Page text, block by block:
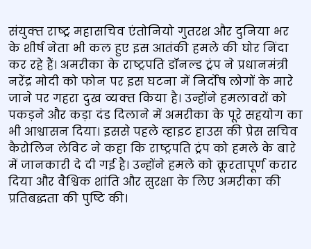
संयुक्‍त राष्‍ट्र महासचिव एंतोनियो गुतरश और दुनिया भर
के शीर्ष नेता भी कल हुए इस आतंकी हमले की घोर निंदा
कर रहे हैं। अमरीका के राष्ट्रपति डॉनल्ड ट्रंप ने प्रधानमंत्री
नरेंद्र मोदी को फोन पर इस घटना में निर्दोष लोगों के मारे
जाने पर गहरा दुख व्‍यक्‍त किया है। उन्होंने हमलावरों को
पकड़ने और कड़ा दंड दिलाने में अमरीका के पूरे सहयोग का
भी आश्वासन दिया। इससे पहले व्हाइट हाउस की प्रेस सचिव
कैरोलिन लेविट ने कहा कि राष्ट्रपति ट्रंप को हमले के बारे
में जानकारी दे दी गई है। उन्होंने हमले को क्रूरतापूर्ण करार
दिया और वैश्विक शांति और सुरक्षा के लिए अमरीका की
प्रतिबद्धता की पुष्टि की।